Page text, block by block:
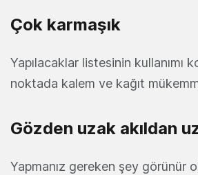
Çok karmaşık
Yapılacaklar listesinin kullanımı
noktada kalem ve kağıt
Gözden uzak akıldan
Yapmanız gereken şey görünür